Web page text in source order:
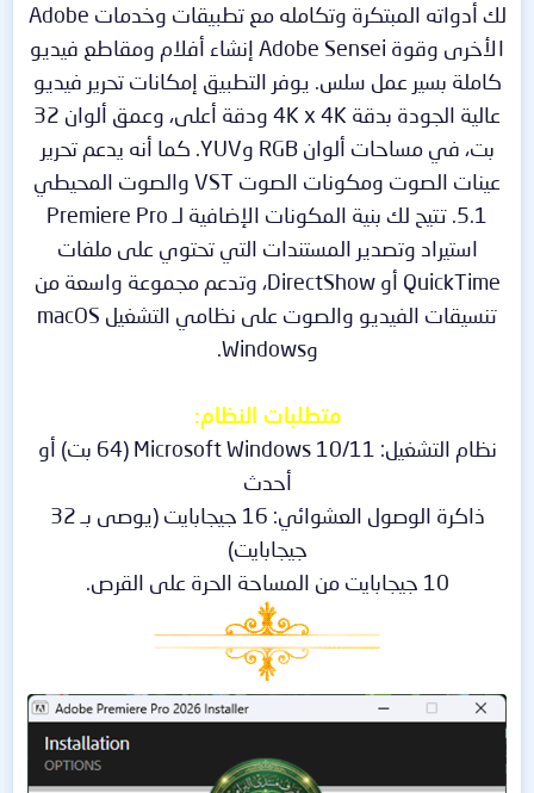
لك أدواته المبتكرة وتكامله مع تطبيقات وخدمات Adobe
الأخرى وقوة Adobe Sensei إنشاء أفلام ومقاطع فيديو
كاملة بسير عمل سلس. يوفر التطبيق إمكانات تحرير فيديو
عالية الجودة بدقة 4K x 4K ودقة أعلى، وعمق ألوان 32
بت، في مساحات ألوان RGB وYUV. كما أنه يدعم تحرير
عينات الصوت ومكونات الصوت VST والصوت المحيطي
5.1. تتيح لك بنية المكونات الإضافية لـ Premiere Pro
استيراد وتصدير المستندات التي تحتوي على ملفات
QuickTime أو DirectShow، وتدعم مجموعة واسعة من
تنسيقات الفيديو والصوت على نظامي التشغيل macOS
وWindows.
متطلبات النظام:
نظام التشغيل: Microsoft Windows 10/11 (64 بت) أو
أحدث
ذاكرة الوصول العشوائي: 16 جيجابايت (يوصى بـ 32
جيجابايت)
10 جيجابايت من المساحة الحرة على القرص.